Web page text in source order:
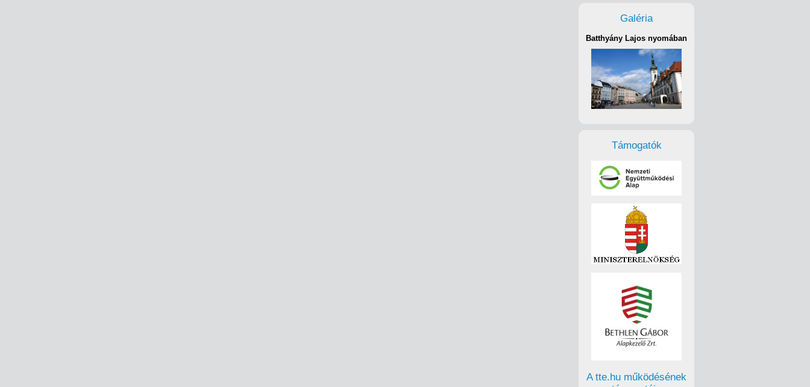
Galéria
Batthyány Lajos nyomában
Támogatók
A tte.hu működésének